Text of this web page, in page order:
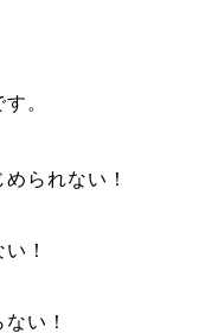
す。
られない！
！
い！